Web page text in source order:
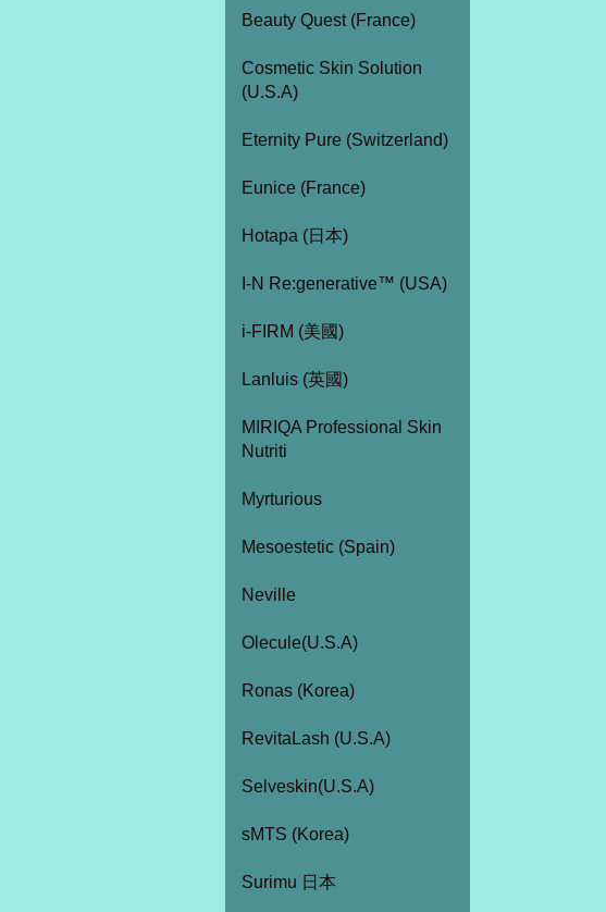
Beauty Quest (France)
Cosmetic Skin Solution
(U.S.A)
Eternity Pure (Switzerland)
Eunice (France)
Hotapa (日本)
I-N Re:generative™ (USA)
i-FIRM (美國)
Lanluis (英國)
MIRIQA Professional Skin
Nutriti
Myrturious
Mesoestetic (Spain)
Neville
Olecule(U.S.A)
Ronas (Korea)
RevitaLash (U.S.A)
Selveskin(U.S.A)
sMTS (Korea)
Surimu 日本